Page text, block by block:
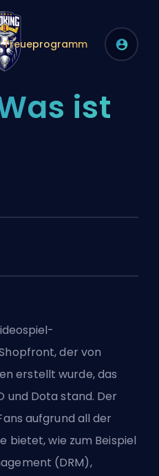
Treueprogramm
ist
der von
erstellt wurde, das
und Dota stand. Der
aufgrund all der
bietet, wie zum Beispiel
(DRM),